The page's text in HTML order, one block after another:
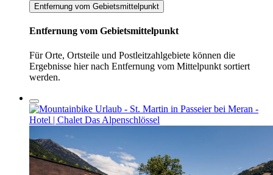
Entfernung vom Gebietsmittelpunkt
Entfernung vom Gebietsmittelpunkt
Für Orte, Ortsteile und Postleitzahlgebiete können die
Ergebnisse hier nach Entfernung vom Mittelpunkt sortiert
werden.